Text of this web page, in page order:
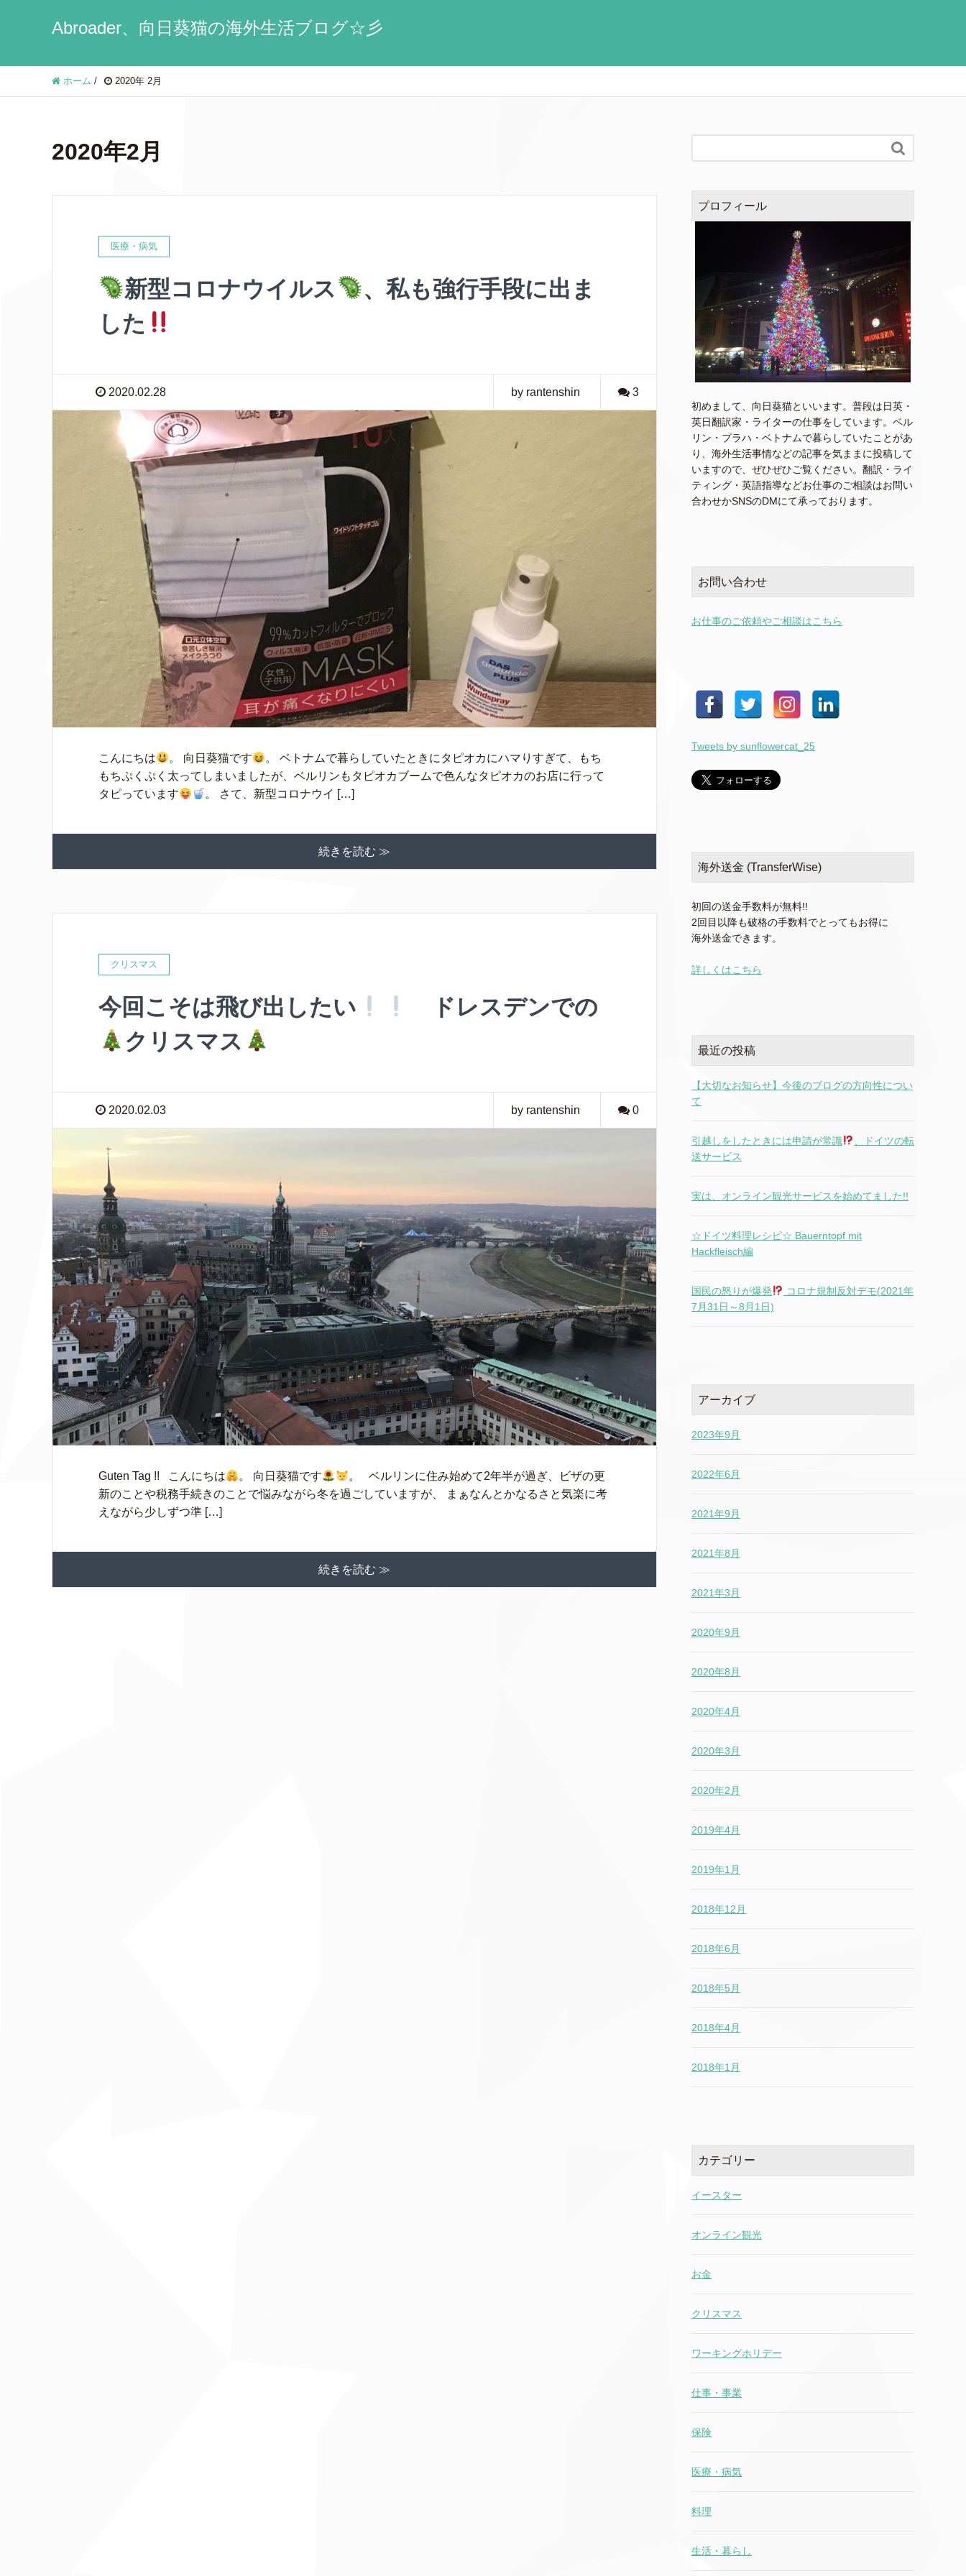
Abroader、向日葵猫の海外生活ブログ☆彡
ホーム / 2020年 2月
2020年2月
医療・病気
新型コロナウイルス
、私も強行手段に出ま
した
2020.02.28 by rantenshin 3
こんにちは 。 向日葵猫です
。 ベトナムで暮らしていたときにタピオカにハマりすぎて、もち
もちぷくぷく太ってしまいましたが、ベルリンもタピオカブームで色んなタピオカのお店に行って
タピっています
。 さて、新型コロナウイ […]
続きを読む ≫
クリスマス
今回こそは飛び出したい
ドレスデンでの
クリスマス
2020.02.03 by rantenshin 0
Guten Tag !! こんにちは 。 向日葵猫です
。 ベルリンに住み始めて2年半が過ぎ、ビザの更
新のことや税務手続きのことで悩みながら冬を過ごしていますが、 まぁなんとかなるさと気楽に考
えながら少しずつ準 […]
続きを読む ≫

プロフィール
初めまして、向日葵猫といいます。普段は日英・
英日翻訳家・ライターの仕事をしています。ベル
リン・プラハ・ベトナムで暮らしていたことがあ
り、海外生活事情などの記事を気ままに投稿して
いますので、ぜひぜひご覧ください。翻訳・ライ
ティング・英語指導などお仕事のご相談はお問い
合わせかSNSのDMにて承っております。
お問い合わせ
お仕事のご依頼やご相談はこちら
Tweets by sunflowercat_25
海外送金 (TransferWise)
初回の送金手数料が無料!!
2回目以降も破格の手数料でとってもお得に
海外送金できます。
詳しくはこちら
最近の投稿
【大切なお知らせ】今後のブログの方向性につい
て
引越しをしたときには申請が常識
、ドイツの転
送サービス
実は、オンライン観光サービスを始めてました!!
☆ドイツ料理レシピ☆ Bauerntopf mit
Hackfleisch編
国民の怒りが爆発
コロナ規制反対デモ(2021年
7月31日～8月1日)
アーカイブ
2023年9月
2022年6月
2021年9月
2021年8月
2021年3月
2020年9月
2020年8月
2020年4月
2020年3月
2020年2月
2019年4月
2019年1月
2018年12月
2018年6月
2018年5月
2018年4月
2018年1月
カテゴリー
イースター
オンライン観光
お金
クリスマス
ワーキングホリデー
仕事・事業
保険
医療・病気
料理
生活・暮らし